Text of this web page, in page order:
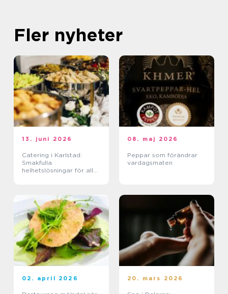
Fler nyheter
13. juni 2026
Catering i Karlstad:
Smakfulla
helhetslösningar för alla
08. maj 2026
Peppar som förändrar
vardagsmaten
02. april 2026 20. mars 2026